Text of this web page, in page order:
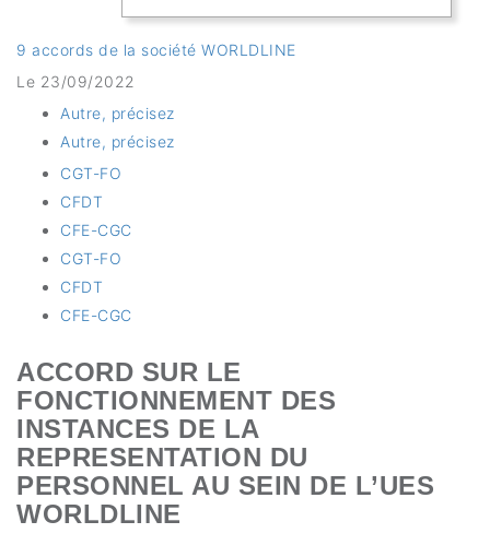
9 accords de la société WORLDLINE
Le 23/09/2022
Autre, précisez
Autre, précisez
CGT-FO
CFDT
CFE-CGC
CGT-FO
CFDT
CFE-CGC
ACCORD SUR LE
FONCTIONNEMENT DES
INSTANCES DE LA
REPRESENTATION DU
PERSONNEL AU SEIN DE L’UES
WORLDLINE